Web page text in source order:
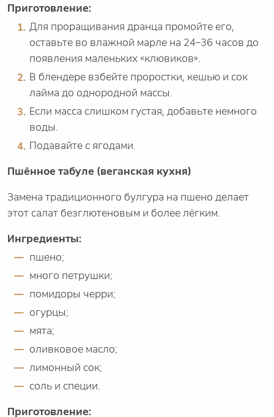
Приготовление:
Для проращивания дранца промойте его,
оставьте во влажной марле на 24–36 часов до
появления маленьких «клювиков».
В блендере взбейте проростки, кешью и сок
лайма до однородной массы.
Если масса слишком густая, добавьте немного
воды.
Подавайте с ягодами.
Пшённое табуле (веганская кухня)
Замена традиционного булгура на пшено делает
этот салат безглютеновым и более лёгким.
Ингредиенты:
пшено;
много петрушки;
помидоры черри;
огурцы;
мята;
оливковое масло;
лимонный сок;
соль и специи.
Приготовление: